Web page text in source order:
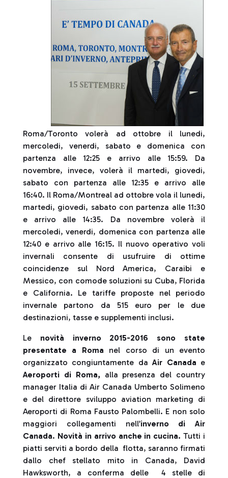
Roma/Toronto volerà ad ottobre il lunedi,
mercoledi, venerdi, sabato e domenica con
partenza alle 12:25 e arrivo alle 15:59. Da
novembre, invece, volerà il martedi, giovedi,
sabato con partenza alle 12:35 e arrivo alle
16:40. Il Roma/Montreal ad ottobre vola il lunedi,
martedi, giovedi, sabato con partenza alle 11:30
e arrivo alle 14:35. Da novembre volerà il
mercoledi, venerdi, domenica con partenza alle
12:40 e arrivo alle 16:15. Il nuovo operativo voli
invernali consente di usufruire di ottime
coincidenze sul Nord America, Caraibi e
Messico, con comode soluzioni su Cuba, Florida
e California‎. Le tariffe proposte nel periodo
invernale partono da 515 euro per le due
destinazioni, tasse e supplementi inclusi.
Le novità inverno 2015-2016 sono state
presentate a Roma nel corso di un evento
organizzato congiuntamente daAir Canada e
Aeroporti di Roma, alla presenza del country
manager Italia di Air Canada Umberto Solimeno
e del direttore sviluppo aviation marketing di
Aeroporti di Roma Fausto Palombelli. E non solo
maggiori collegamenti nell’inverno di Air
Canada. Novità in arrivo anche in cucina.Tutti i
piatti serviti a bordo della flotta, saranno firmati
dallo chef stellato mito in Canada, David
Hawksworth, a conferma delle 4 stelle di